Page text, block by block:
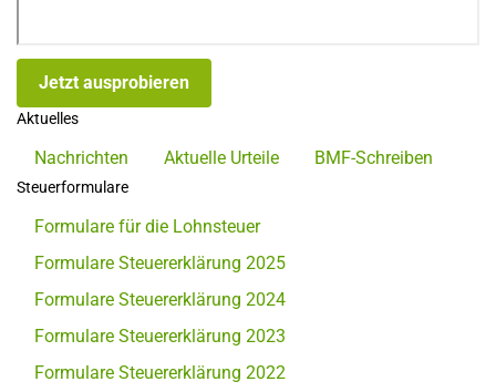
Jetzt ausprobieren
Aktuelles
Nachrichten Aktuelle Urteile BMF-Schreiben
Steuerformulare
Formulare für die Lohnsteuer
Formulare Steuererklärung 2025
Formulare Steuererklärung 2024
Formulare Steuererklärung 2023
Formulare Steuererklärung 2022